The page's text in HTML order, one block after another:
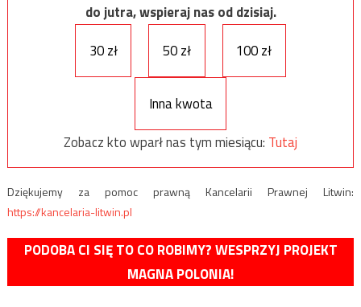
do jutra, wspieraj nas od dzisiaj.
30 zł
50 zł 100 zł
Inna kwota
Zobacz kto wparł nas tym miesiącu: Tutaj
Dziękujemy za pomoc prawną Kancelarii Prawnej Litwin:
https://kancelaria-litwin.pl
PODOBA CI SIĘ TO CO ROBIMY? WESPRZYJ PROJEKT
MAGNA POLONIA!